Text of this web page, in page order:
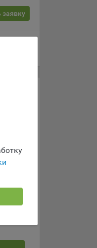
заявку